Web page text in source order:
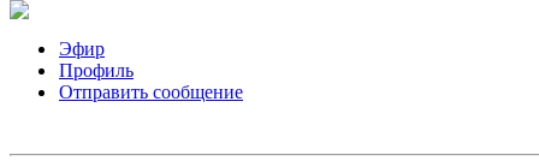
Эфир
Профиль
Отправить сообщение